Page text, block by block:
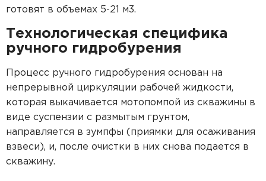
готовят в объемах 5-21 м3.
Технологическая специфика
ручного гидробурения
Процесс ручного гидробурения основан на
непрерывной циркуляции рабочей жидкости,
которая выкачивается мотопомпой из скважины в
виде суспензии с размытым грунтом,
направляется в зумпфы (приямки для осаживания
взвеси), и, после очистки в них снова подается в
скважину.